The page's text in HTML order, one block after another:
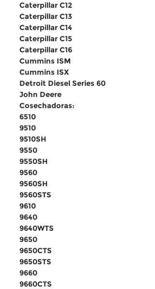
Caterpillar C12
Caterpillar C13
Caterpillar C14
Caterpillar C15
Caterpillar C16
Cummins ISM
Cummins ISX
Detroit Diesel Series 60
John Deere
Cosechadoras:
6510
9510
9510SH
9550
9550SH
9560
9560SH
9560STS
9610
9640
9640WTS
9650
9650CTS
9650STS
9660
9660CTS